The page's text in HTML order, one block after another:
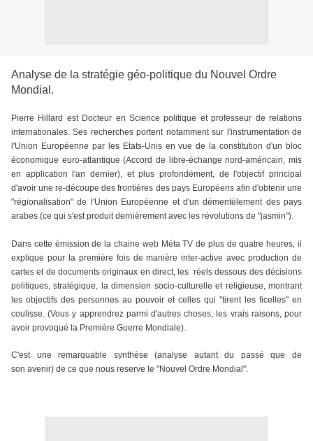
Analyse de la stratégie géo-politique du Nouvel Ordre
Mondial.
Pierre Hillard est Docteur en Science politique et professeur de relations
internationales. Ses recherches portent notamment sur l'instrumentation de
l'Union Européenne par les Etats-Unis en vue de la constitution d'un bloc
économique euro-atlantique (Accord de libre-échange nord-américain, mis
en application l'an dernier), et plus profondément, de l'objectif principal
d'avoir une re-découpe des frontières des pays Européens afin d'obtenir une
"régionalisation" de l'Union Européenne et d'un démentèlement des pays
arabes (ce qui s'est produit dernièrement avec les révolutions de "jasmin").
Dans cette émission de la chaine web Méta TV de plus de quatre heures, il
explique pour la première fois de manière inter-active avec production de
cartes et de documents originaux en direct, les réels dessous des décisions
politiques, stratégique, la dimension socio-culturelle et religieuse, montrant
les objectifs des personnes au pouvoir et celles qui "tirent les ficelles" en
coulisse. (Vous y apprendrez parmi d'autres choses, les vrais raisons, pour
avoir provoqué la Première Guerre Mondiale).
C'est une remarquable synthèse (analyse autant du passé que de
son avenir) de ce que nous reserve le "Nouvel Ordre Mondial".